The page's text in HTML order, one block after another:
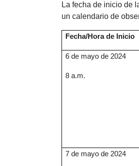
La fecha de inicio de
un calendario de
Fecha/Hora de Inicio
6 de mayo de 2024
8 a.m.
7 de mayo de 2024